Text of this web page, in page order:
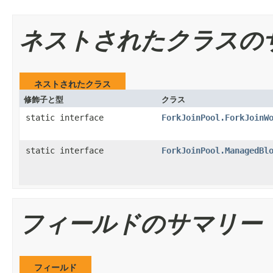
ネストされたクラスの
ネストされたクラス
修飾子と型 クラス
static interface
static interface
フィールドのサマリー
フィールド